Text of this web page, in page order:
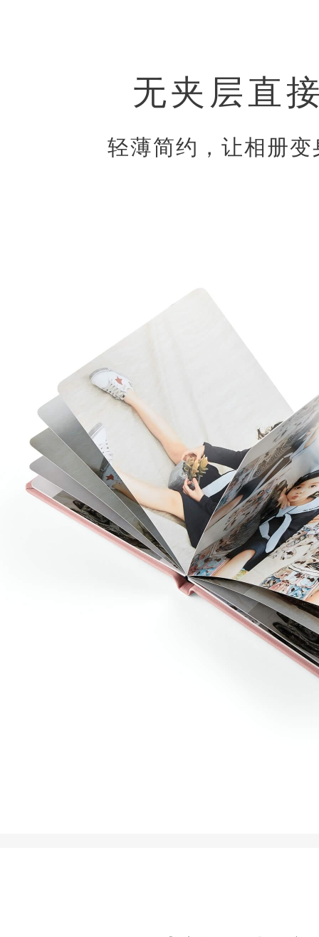
无夹层直
轻薄简约，让相册变